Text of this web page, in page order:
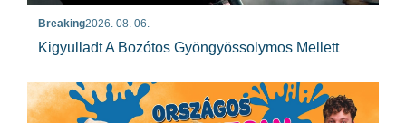
Breaking2026. 08. 06.
Kigyulladt A Bozótos Gyöngyössolymos Mellett